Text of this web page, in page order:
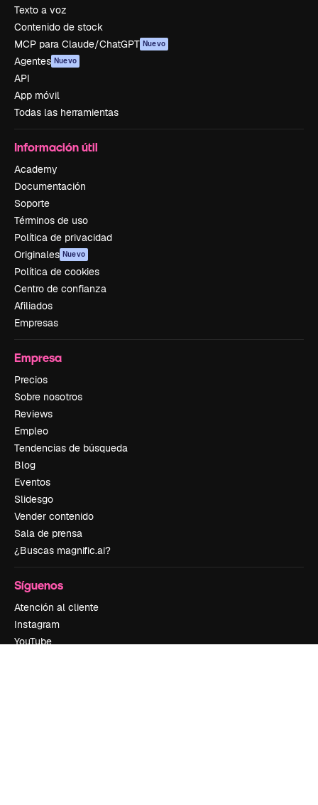
Texto a voz
Contenido de stock
MCP para Claude/ChatGPT Nuevo
Agentes Nuevo
API
App móvil
Todas las herramientas
Información útil
Academy
Documentación
Soporte
Términos de uso
Política de privacidad
Originales Nuevo
Política de cookies
Centro de confianza
Afiliados
Empresas
Empresa
Precios
Sobre nosotros
Reviews
Empleo
Tendencias de búsqueda
Blog
Eventos
Slidesgo
Vender contenido
Sala de prensa
¿Buscas magnific.ai?
Síguenos
Atención al cliente
Instagram
YouTube